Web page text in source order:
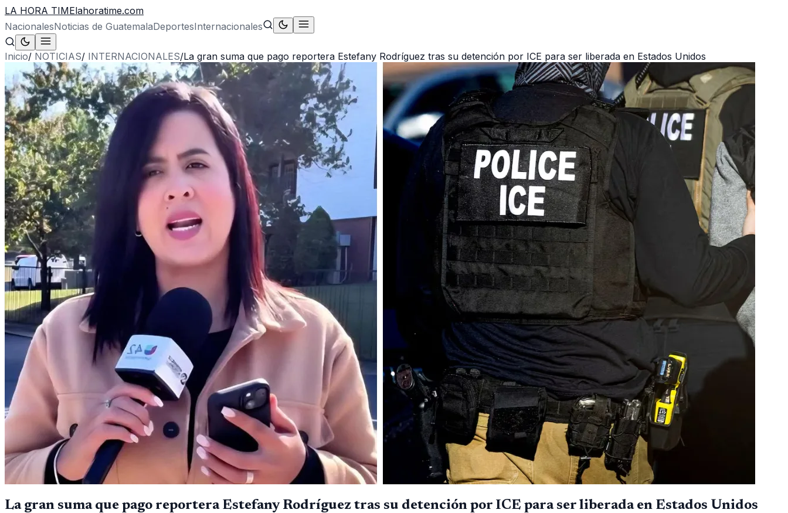
LA HORA TIMElahoratime.com
NacionalesNoticias de GuatemalaDeportesInternacionales
Inicio/ NOTICIAS/ INTERNACIONALES/La gran suma que pago reportera Estefany Rodríguez tras su detención por ICE para ser liberada en Estados Unidos
La gran suma que pago reportera Estefany Rodríguez tras su detención por ICE para ser liberada en Estados Unidos